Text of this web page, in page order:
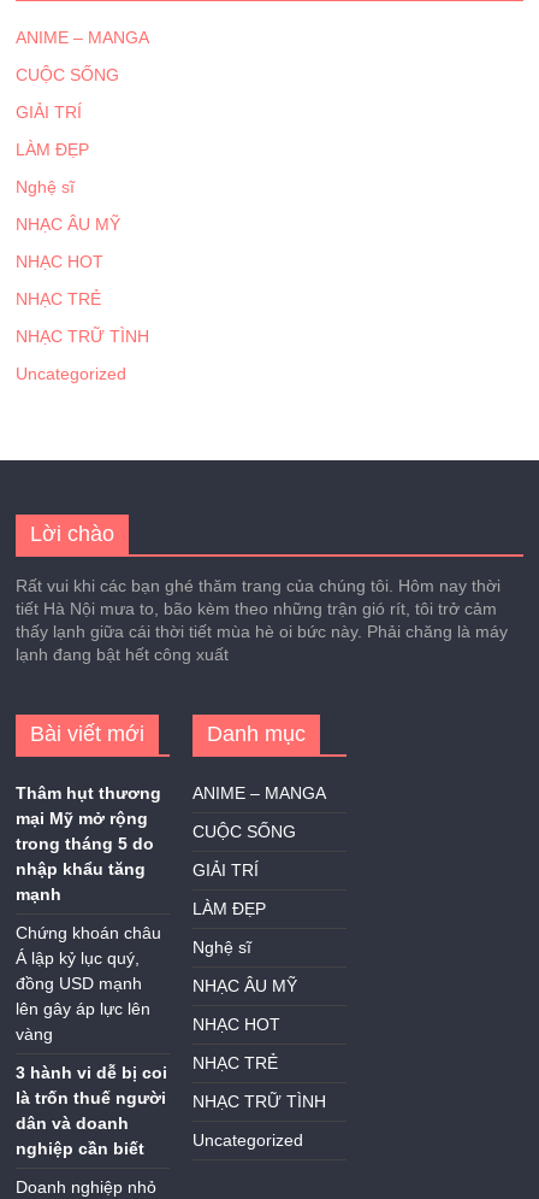
ANIME – MANGA
CUỘC SỐNG
GIẢI TRÍ
LÀM ĐẸP
Nghệ sĩ
NHẠC ÂU MỸ
NHẠC HOT
NHẠC TRẺ
NHẠC TRỮ TÌNH
Uncategorized
Lời chào
Rất vui khi các bạn ghé thăm trang của chúng tôi. Hôm nay thời
tiết Hà Nội mưa to, bão kèm theo những trận gió rít, tôi trở cảm
thấy lạnh giữa cái thời tiết mùa hè oi bức này. Phải chăng là máy
lạnh đang bật hết công xuất
Bài viết mới
Thâm hụt thương
mại Mỹ mở rộng
trong tháng 5 do
nhập khẩu tăng
mạnh
Chứng khoán châu
Á lập kỷ lục quý,
đồng USD mạnh
lên gây áp lực lên
vàng
3 hành vi dễ bị coi
là trốn thuế người
dân và doanh
nghiệp cần biết
Doanh nghiệp nhỏ
Danh mục
ANIME – MANGA
CUỘC SỐNG
GIẢI TRÍ
LÀM ĐẸP
Nghệ sĩ
NHẠC ÂU MỸ
NHẠC HOT
NHẠC TRẺ
NHẠC TRỮ TÌNH
Uncategorized